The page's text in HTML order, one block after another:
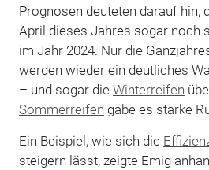
Prognosen deuteten darauf hin,
April dieses Jahres sogar noch
im Jahr 2024. Nur die
werden wieder ein deutliches
– und sogar die Winterreifen
Sommerreifen gäbe es starke
Ein Beispiel, wie sich die
steigern lässt, zeigte Emig